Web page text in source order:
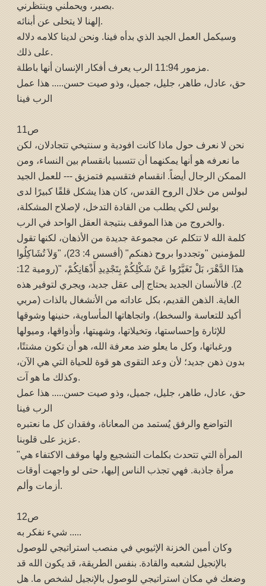
بصبر، ويحملني وينتظرني.
إلهنا لا يتخلى عن أبنائه.
وسيكمل العمل الجيد الذي بدأه فينا. ونحن لدينا كلامه دلاله
على ذلك.
مزمور 11:94 الرب يعرف أفكار الإنسان أنها باطلة.
حق، عادل، طاهر، جليل، جميل، وذو صيت حسن..... هذا عمل
الرب فينا
ص11
نحن لا نعرف حول ماذا كانت افودية و سنتيخي تتجادلان، لكن
ما نعرفه هو أنها يمكنهما أن تتسببا بانقسام بين النساء، ومن
الممكن الرجال أيضاً. انقسام فتقسيم فتمزيق --- للعمل الجيد
لبولس من خلال الروح القدس، كان هذا يشكل قلقًا كبيرًا لدى
بولس لكي يطلب من القادة التدخل، لإصلاح المشكلة،
والخروج من هذا الموقف بنتيجة العقل الواحد في الرب.
كلمة الله لا تتكلم عن مجموعة جديدة من الأذهان، لكنها تقول
للمؤمنين "وتجددوا بروح ذهنكم" (أفسس 4: 23)، "وَلاَ تُشَاكِلُوا
هذَا الدَّهْرَ، بَلْ تَغَيَّرُوا عَنْ شَكْلِكُمْ بِتَجْدِيدِ أَذْهَانِكُمْ، "(رومية 12:
2). فالأنسان الجديد يحتاج إلى عقل جديد، ويجري لتوفير هذه
الغاية. الذهن القديم، بكل عاداته من الأنشغال بالذات (مربي
أكيد للتعاسة والسخط)، واتجاهاتها المأساوية، حنينها وشوقها
للإثارة وإحساستها، وتخيلاتها، وشهيتها، وأذواقها، وميولها
ورغباتها، وكل ما يعلو ضد معرفة الله، هو أن تكون مشتتًا،
بدون ذهن جديد؛ لأن وعد التقوى هو قوة للحياة التي هي الآن،
وكذلك ما هو آت.
حق، عادل، طاهر، جليل، جميل، وذو صيت حسن..... هذا عمل
الرب فينا
التواضع والرفق يُستمد من المعاناة، وفقدان كل ما نعتبره
عزيز على قلوبنا.
"المرأة التي تتحدث بكلمات التشجيع ولها موقف الاكتفاء هي
مرأة جاذبة. فهي تجذب الناس إليها، حتى لو واجهت أوقات
أزمات وألم.
ص12
شيء نفكر به .....
وكان أمين الخزنة الإثيوبي في منصب استراتيجي للوصول
بالإنجيل لشعبه والقادة. بنفس الطريقة، قد يكون الله قد
وضعك في مكان استراتيجي للوصول بالإنجيل لشخص ما. هل